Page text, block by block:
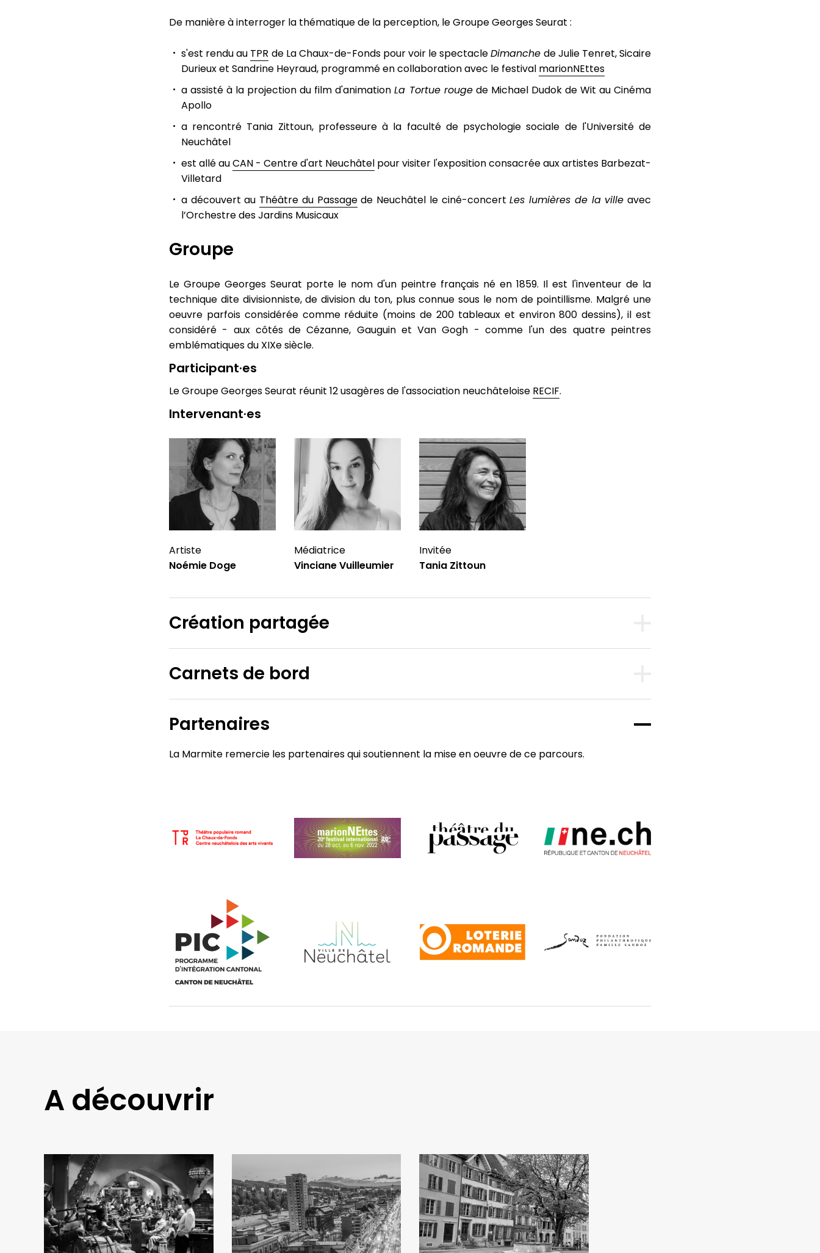
De manière à interroger la thématique de la perception, le Groupe Georges Seurat :
s'est rendu au TPR de La Chaux-de-Fonds pour voir le spectacleDimanche de Julie Tenret, Sicaire
Durieux et Sandrine Heyraud, programmé en collaboration avec le festival marionNEttes
a assisté à la projection du film d'animationLa Tortue rougede Michael Dudok de Wit au Cinéma
Apollo
a rencontré Tania Zittoun, professeure à la faculté de psychologie sociale de l'Université de
Neuchâtel
est allé auCAN - Centre d'art Neuchâtel pour visiter l'exposition consacrée aux artistes Barbezat-
Villetard
a découvert au Théâtre du Passagede Neuchâtel le ciné-concertLes lumières de la ville avec
l’Orchestre des Jardins Musicaux
Groupe
Le Groupe Georges Seurat porte le nom d'un peintre français né en 1859. Il est l'inventeur de la
technique dite divisionniste, de division du ton, plus connue sous le nom de pointillisme. Malgré une
oeuvre parfois considérée comme réduite (moins de 200 tableaux et environ 800 dessins), il est
considéré - aux côtés de Cézanne, Gauguin et Van Gogh - comme l'un des quatre peintres
emblématiques du XIXe siècle.
Participant·es
Le Groupe Georges Seurat réunit 12 usagères de l'association neuchâteloise RECIF.
Intervenant·es
Artiste
Noémie Doge
Médiatrice
Vinciane Vuilleumier
Invitée
Tania Zittoun
Création partagée
Carnets de bord
Partenaires
La Marmite remercie les partenaires qui soutiennent la mise en oeuvre de ce parcours.
A découvrir